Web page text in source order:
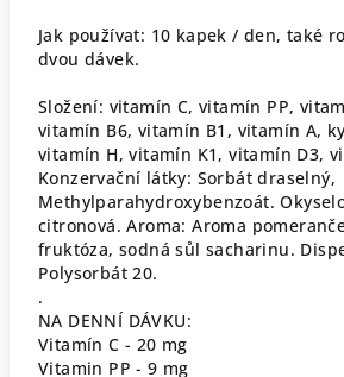
Jak používat: 10 kapek / den, také
dvou dávek.
Složení: vitamín C, vitamín PP,
vitamín B6, vitamín B1, vitamín A,
vitamín H, vitamín K1, vitamín D3,
Konzervační látky: Sorbát draselný,
Methylparahydroxybenzoát.
citronová. Aroma: Aroma
fruktóza, sodná sůl sacharinu.
Polysorbát 20.
.
NA DENNÍ DÁVKU:
Vitamín C - 20 mg
Vitamin PP - 9 mg